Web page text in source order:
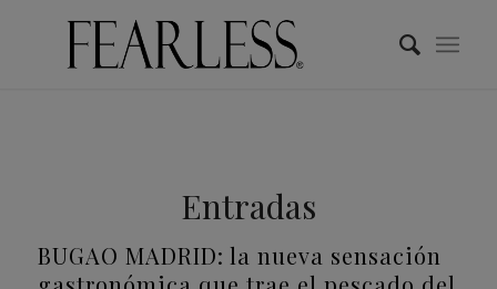
Entradas
BUGAO MADRID: la nueva sensación